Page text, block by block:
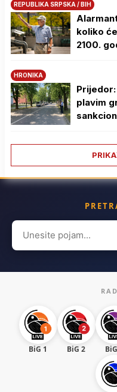
REPUBLIKA SRPSKA / BIH
koliko
2100.
HRONIKA
plavim
Search
for:
BiG 1 BiG 2